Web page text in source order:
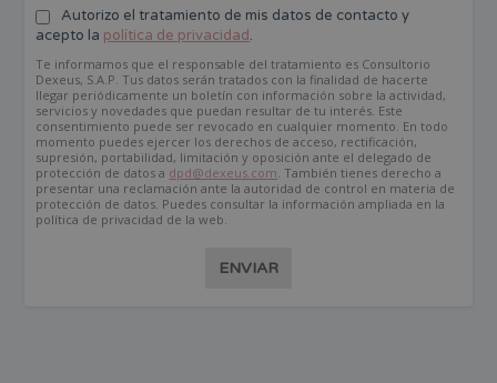
Autorizo el tratamiento de mis datos de contacto y
acepto la política de privacidad.
Te informamos que el responsable del tratamiento es Consultorio
Dexeus, S.A.P. Tus datos serán tratados con la finalidad de hacerte
llegar periódicamente un boletín con información sobre la actividad,
servicios y novedades que puedan resultar de tu interés. Este
consentimiento puede ser revocado en cualquier momento. En todo
momento puedes ejercer los derechos de acceso, rectificación,
supresión, portabilidad, limitación y oposición ante el delegado de
protección de datos a dpd@dexeus.com. También tienes derecho a
presentar una reclamación ante la autoridad de control en materia de
protección de datos. Puedes consultar la información ampliada en la
política de privacidad de la web.
ENVIAR